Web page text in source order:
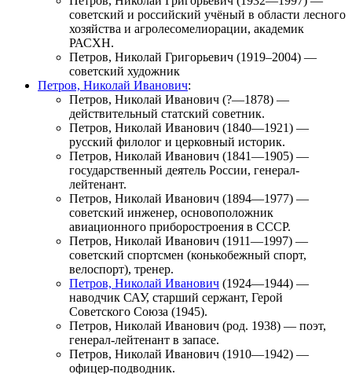
советский и российский учёный в области лесного
хозяйства и агролесомелиорации, академик
РАСХН.
Петров, Николай Григорьевич (1919–2004) —
советский художник
Петров, Николай Иванович:
Петров, Николай Иванович (?—1878) —
действительный статский советник.
Петров, Николай Иванович (1840—1921) —
русский филолог и церковный историк.
Петров, Николай Иванович (1841—1905) —
государственный деятель России, генерал-
лейтенант.
Петров, Николай Иванович (1894—1977) —
советский инженер, основоположник
авиационного приборостроения в СССР.
Петров, Николай Иванович (1911—1997) —
советский спортсмен (конькобежный спорт,
велоспорт), тренер.
Петров, Николай Иванович (1924—1944) —
наводчик САУ, старший сержант, Герой
Советского Союза (1945).
Петров, Николай Иванович (род. 1938) — поэт,
генерал-лейтенант в запасе.
Петров, Николай Иванович (1910—1942) —
офицер-подводник.